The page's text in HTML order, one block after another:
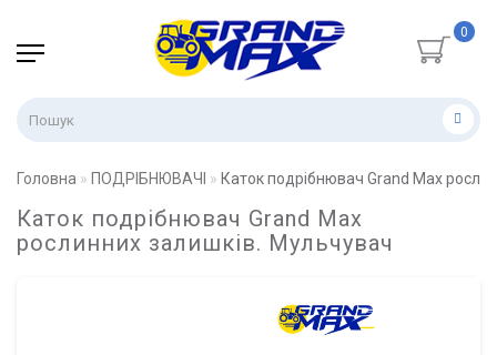
0
Головна ПОДРІБНЮВАЧІ Каток подрібнювач Grand Max
Каток подрібнювач Grand Max
рослинних залишків. Мульчувач